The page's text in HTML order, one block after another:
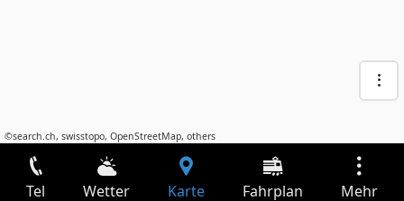
©search.ch, swisstopo, OpenStreetMap, others
Tel Wetter Karte Fahrplan Mehr